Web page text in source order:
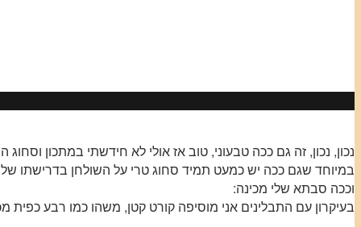
נכון, נכון, זה גם ככה טבעוני, טוב אז אולי לא חידשתי במתכון
במיוחד שגם ככה יש כמעט תמיד סחוג טרי על השולחן בדרישתו
וככה סבתא שלי מכינה:
בעיקרון עם התבלינים אני מוסיפה קורט קטן, משהו כמו רבע כפית